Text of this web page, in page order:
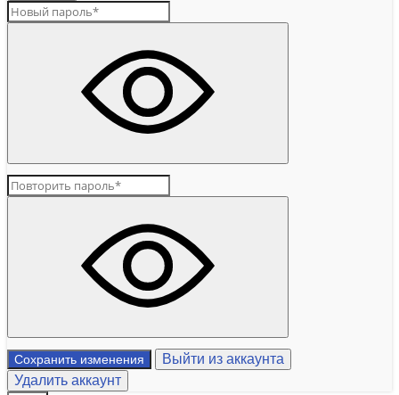
Сохранить изменения
Выйти из аккаунта
Удалить аккаунт